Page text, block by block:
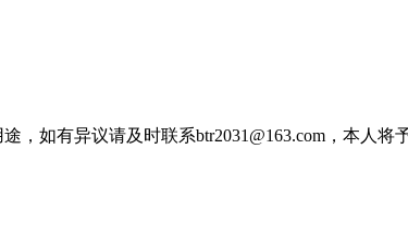
如有异议请及时联系btr2031@163.com，本人将